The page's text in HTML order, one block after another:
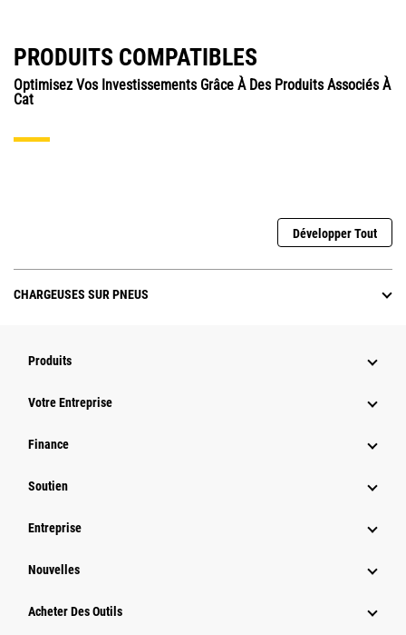
PRODUITS COMPATIBLES
Optimisez Vos Investissements Grâce À Des Produits Associés À
Cat
Développer Tout
CHARGEUSES SUR PNEUS
Produits
Votre Entreprise
Finance
Soutien
Entreprise
Nouvelles
Acheter Des Outils